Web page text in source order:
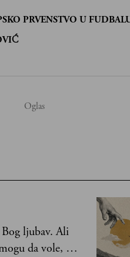
PRVENSTVO U
ljubav. Ali
da vole, a